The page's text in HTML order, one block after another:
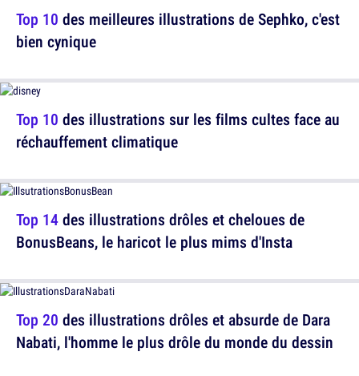
Top 10 des illustrations sur les films cultes face au
réchauffement climatique
Top 20 des illustrations drôles et absurde de Dara
Nabati, l'homme le plus drôle du monde du dessin
Top 10 des meilleures illustrations de Sephko, c'est
bien cynique
Top 14des illustrations drôles et cheloues de
BonusBeans, le haricot le plus mims d'Insta